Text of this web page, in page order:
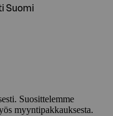
Suomi
Suosittelemme
myyntipakkauksesta.